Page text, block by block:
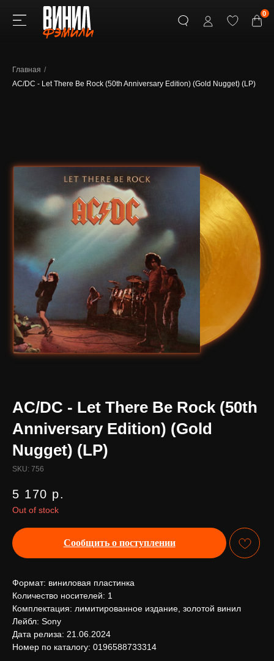
Главная /
AC/DC - Let There Be Rock (50th Anniversary Edition) (Gold Nugget) (LP)
AC/DC - Let There Be Rock (50th
Anniversary Edition) (Gold
Nugget) (LP)
SKU: 756
5 170 р.
Out of stock
Сообщить о поступлении
Формат: виниловая пластинка
Количество носителей: 1
Комплектация: лимитированное издание, золотой винил
Лейбл: Sony
Дата релиза: 21.06.2024
Номер по каталогу: 0196588733314